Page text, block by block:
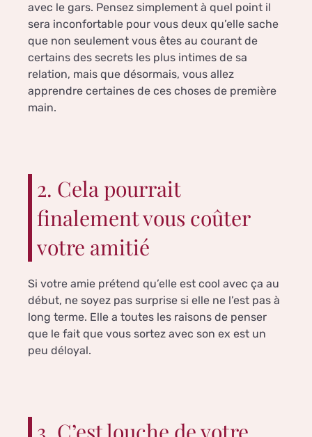
avec le gars. Pensez simplement à quel point il
sera inconfortable pour vous deux qu’elle sache
que non seulement vous êtes au courant de
certains des secrets les plus intimes de sa
relation, mais que désormais, vous allez
apprendre certaines de ces choses de première
main.
2. Cela pourrait
finalement vous coûter
votre amitié
Si votre amie prétend qu’elle est cool avec ça au
début, ne soyez pas surprise si elle ne l’est pas à
long terme. Elle a toutes les raisons de penser
que le fait que vous sortez avec son ex est un
peu déloyal.